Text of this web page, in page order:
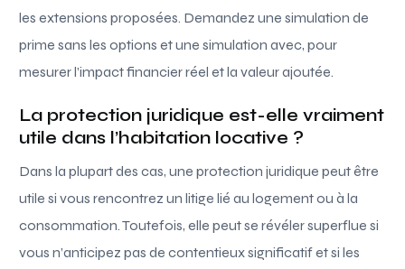
les extensions proposées. Demandez une simulation de
prime sans les options et une simulation avec, pour
mesurer l’impact financier réel et la valeur ajoutée.
La protection juridique est-elle vraiment
utile dans l’habitation locative ?
Dans la plupart des cas, une protection juridique peut être
utile si vous rencontrez un litige lié au logement ou à la
consommation. Toutefois, elle peut se révéler superflue si
vous n’anticipez pas de contentieux significatif et si les